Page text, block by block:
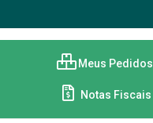
Meus Pedidos
Notas Fiscais